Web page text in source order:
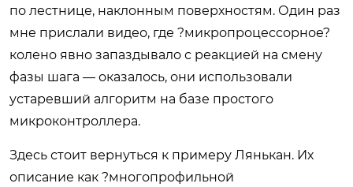
по лестнице, наклонным поверхностям. Один раз
мне прислали видео, где ?микропроцессорное?
колено явно запаздывало с реакцией на смену
фазы шага — оказалось, они использовали
устаревший алгоритм на базе простого
микроконтроллера.
Здесь стоит вернуться к примеру Лянькан. Их
описание как ?многопрофильной